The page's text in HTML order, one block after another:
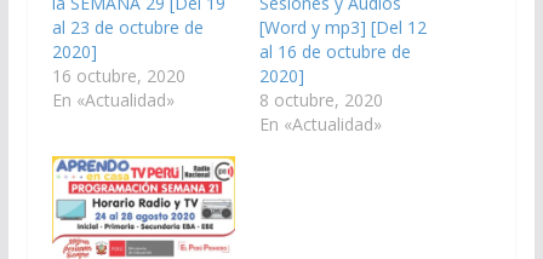
al 23 de octubre de
2020]
16 octubre, 2020
En «Actualidad»
[Word y mp3] [Del 12
al 16 de octubre de
2020]
8 octubre, 2020
En «Actualidad»